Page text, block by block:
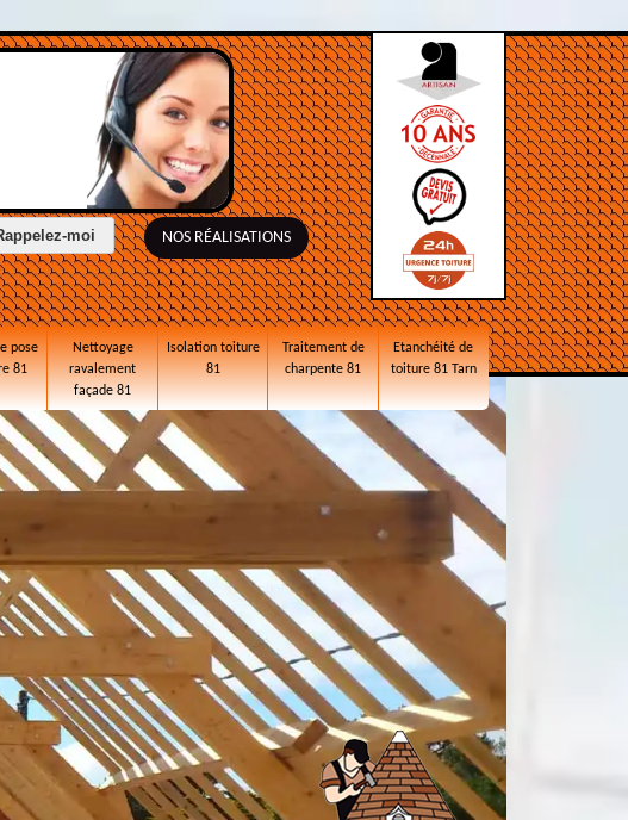
NOS RÉALISATIONS
pose
81
Nettoyage
ravalement
façade 81
Isolation toiture
81
Traitement de
charpente 81
Etanchéité de
toiture 81 Tarn